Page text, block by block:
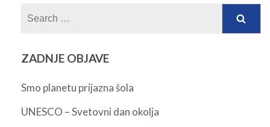
ZADNJE OBJAVE
Smo planetu prijazna šola
UNESCO – Svetovni dan okolja